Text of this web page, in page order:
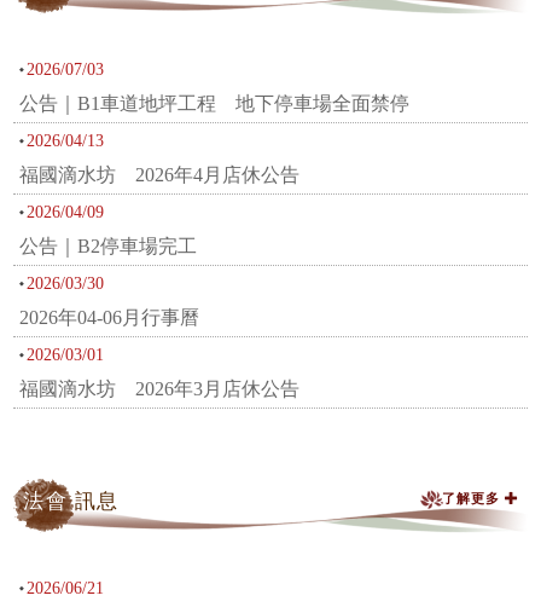
2026/07/03
公告｜B1車道地坪工程 地下停車場全面禁停
2026/04/13
福國滴水坊 2026年4月店休公告
2026/04/09
公告｜B2停車場完工
2026/03/30
2026年04-06月行事曆
2026/03/01
福國滴水坊 2026年3月店休公告
法會 訊息 了解更多
2026/06/21